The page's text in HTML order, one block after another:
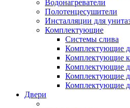
Водонагреватели
Полотенцесушители
Инсталляции для
Комплектующие
Системы слива
Комплектующие
Комплектующие
Комплектующие
Комплектующие
Комплектующие
Двери